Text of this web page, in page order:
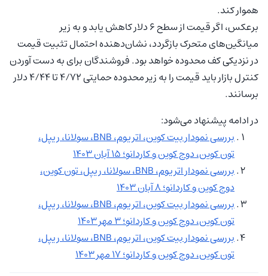
هموار کند.
برعکس، اگر قیمت از سطح ۶ دلار کاهش یابد و به زیر
میانگین‌های متحرک بازگردد، نشان‌دهنده احتمال تثبیت قیمت
در نزدیکی کف محدوده خواهد بود. فروشندگان برای به دست آوردن
کنترل بازار باید قیمت را به زیر محدوده حمایتی ۴/۷۲ تا ۴/۴۴ دلار
برسانند.
در ادامه پیشنهاد می‌شود:
بررسی نمودار بیت کوین، اتریوم، BNB، سولانا، ریپل،
تون کوین، دوج کوین و کاردانو؛ ۱۵ آبان ۱۴۰۳
بررسی نمودار اتریوم، BNB، سولانا، ریپل، تون کوین،
دوج کوین و کاردانو؛ ۸ آبان ۱۴۰۳
بررسی نمودار بیت کوین، اتریوم، BNB، سولانا، ریپل،
تون کوین، دوج کوین و کاردانو؛ ۳ مهر ۱۴۰۳
بررسی نمودار بیت کوین، اتریوم، BNB، سولانا، ریپل،
تون کوین، دوج کوین و کاردانو؛ ۱۷ مهر ۱۴۰۳